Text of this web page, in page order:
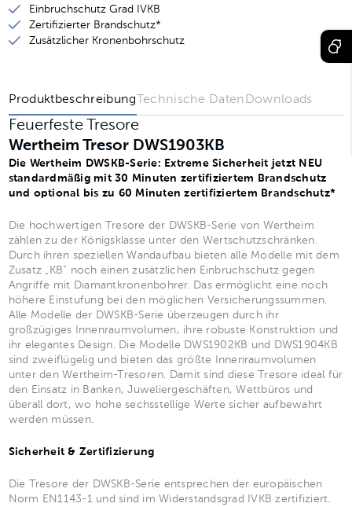
Wertheim Tresor DWS1902KB
Einbruchschutz Grad IVKB
Zertifizierter Brandschutz*
Zusätzlicher Kronenbohrschutz
ProduktbeschreibungTechnische Daten Downloads
Feuerfeste Tresore
Wertheim Tresor DWS1903KB
Die Wertheim DWSKB-Serie: Extreme Sicherheit jetzt NEU
standardmäßig mit 30 Minuten zertifiziertem Brandschutz
und optional bis zu 60 Minuten zertifiziertem Brandschutz*
Die hochwertigen Tresore der DWSKB-Serie von Wertheim
zählen zu der Königsklasse unter den Wertschutzschränken.
Durch ihren speziellen Wandaufbau bieten alle Modelle mit dem
Zusatz „KB“ noch einen zusätzlichen Einbruchschutz gegen
Angriffe mit Diamantkronenbohrer. Das ermöglicht eine noch
höhere Einstufung bei den möglichen Versicherungssummen.
Alle Modelle der DWSKB-Serie überzeugen durch ihr
großzügiges Innenraumvolumen, ihre robuste Konstruktion und
ihr elegantes Design. Die Modelle DWS1902KB und DWS1904KB
sind zweiflügelig und bieten das größte Innenraumvolumen
unter den Wertheim-Tresoren. Damit sind diese Tresore ideal für
den Einsatz in Banken, Juweliergeschäften, Wettbüros und
überall dort, wo hohe sechsstellige Werte sicher aufbewahrt
werden müssen.
Sicherheit & Zertifizierung
Die Tresore der DWSKB-Serie entsprechen der europäischen
Norm EN1143-1 und sind im Widerstandsgrad IVKB zertifiziert.